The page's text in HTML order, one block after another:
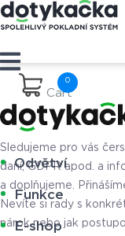
Cart
Odvětví
Funkce
E-shop
Sledujeme pro vás
daní, GDPR apod. a
a doplňujeme.
Nevíte si rady s
nárok nebo jak